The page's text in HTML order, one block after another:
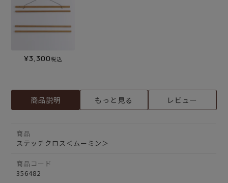
¥3,300税込
商品説明 もっと見る レビュー
商品
ステッチクロス＜ムーミン＞
商品コード
356482